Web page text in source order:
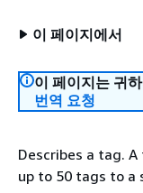
이 페이지에서
이 페이지는 귀
번역 요청
Describes a tag.
up to 50 tags to a